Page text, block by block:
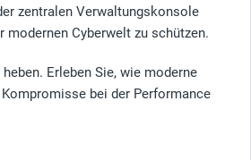
zentralen Verwaltungskonsole
Cyberwelt zu schützen.
Erleben Sie, wie moderne
bei der Performance